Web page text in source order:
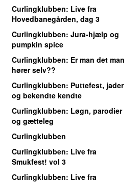
Curlingklubben: Live fra
Hovedbanegården, dag 3
Curlingklubben: Jura-hjælp og
pumpkin spice
Curlingklubben: Er man det man
hører selv??
Curlingklubben: Puttefest, jader
og bekendte kendte
Curlingklubben: Løgn, parodier
og gætteleg
Curlingklubben
Curlingklubben: Live fra
Smukfest! vol 3
Curlingklubben: Live fra